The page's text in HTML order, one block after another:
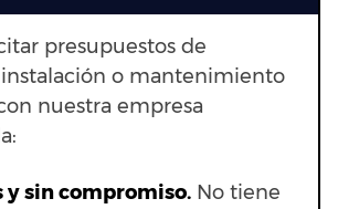
presupuestos de
o mantenimiento
nuestra empresa
y sin compromiso. No tiene